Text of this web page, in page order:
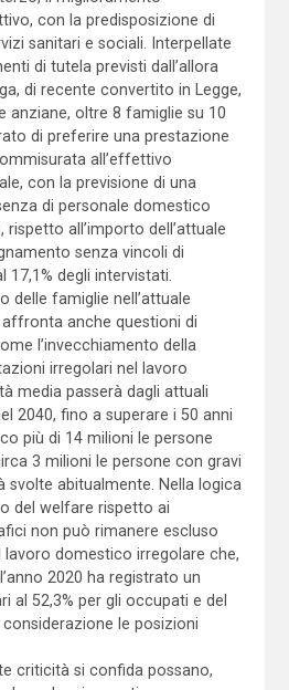
con la predisposizione di
sanitari e sociali. Interpellate
di tutela previsti dall’allora
di recente convertito in Legge,
anziane, oltre 8 famiglie su 10
di preferire una prestazione
all’effettivo
con la previsione di una
di personale domestico
all’importo dell’attuale
senza vincoli di
degli intervistati.
delle famiglie nell’attuale
anche questioni di
l’invecchiamento della
irregolari nel lavoro
media passerà dagli attuali
2040, fino a superare i 50 anni
più di 14 milioni le persone
3 milioni le persone con gravi
svolte abitualmente. Nella logica
del welfare rispetto ai
non può rimanere escluso
lavoro domestico irregolare che,
2020 ha registrato un
al 52,3% per gli occupati e del
le posizioni
criticità si confida possano,